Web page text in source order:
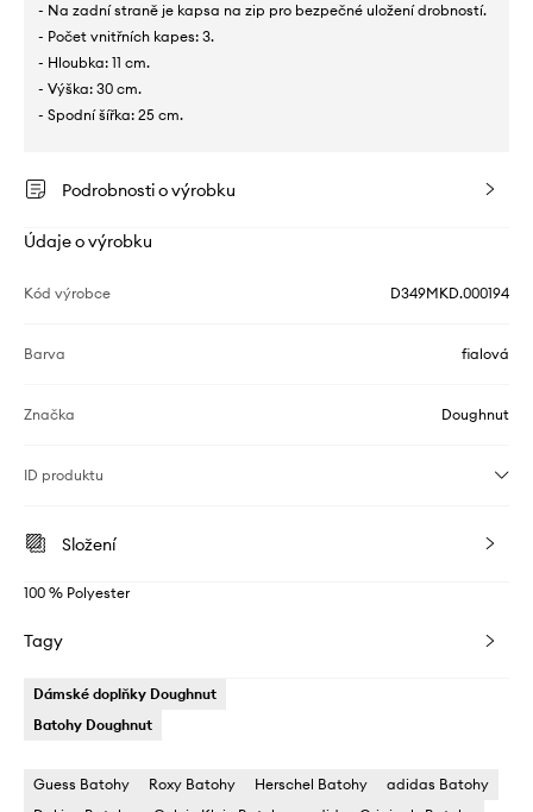
- Na zadní straně je kapsa na zip pro bezpečné uložení drobností.
- Počet vnitřních kapes: 3.
- Hloubka: 11 cm.
- Výška: 30 cm.
- Spodní šířka: 25 cm.
Podrobnosti o výrobku
Údaje o výrobku
Kód výrobce D349MKD.000194
Barva fialová
Značka Doughnut
ID produktu
Složení
100 % Polyester
Tagy
Dámské doplňky Doughnut
Batohy Doughnut
Guess Batohy Roxy Batohy Herschel Batohy
adidas Batohy